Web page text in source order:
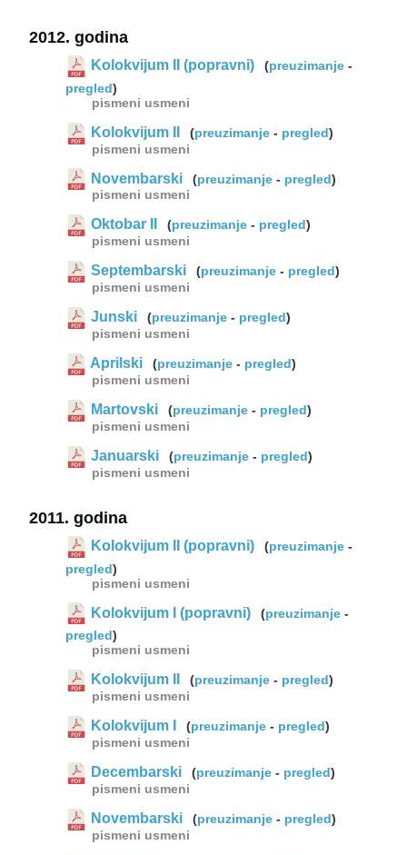
2012. godina
Kolokvijum II (popravni) (preuzimanje -
pregled)
pismeni usmeni
Kolokvijum II (preuzimanje - pregled)
pismeni usmeni
Novembarski (preuzimanje - pregled)
pismeni usmeni
Oktobar II (preuzimanje - pregled)
pismeni usmeni
Septembarski (preuzimanje - pregled)
pismeni usmeni
Junski (preuzimanje - pregled)
pismeni usmeni
Aprilski (preuzimanje - pregled)
pismeni usmeni
Martovski (preuzimanje - pregled)
pismeni usmeni
Januarski (preuzimanje - pregled)
pismeni usmeni
2011. godina
Kolokvijum II (popravni) (preuzimanje -
pregled)
pismeni usmeni
Kolokvijum I (popravni) (preuzimanje -
pregled)
pismeni usmeni
Kolokvijum II (preuzimanje - pregled)
pismeni usmeni
Kolokvijum I (preuzimanje - pregled)
pismeni usmeni
Decembarski (preuzimanje - pregled)
pismeni usmeni
Novembarski (preuzimanje - pregled)
pismeni usmeni